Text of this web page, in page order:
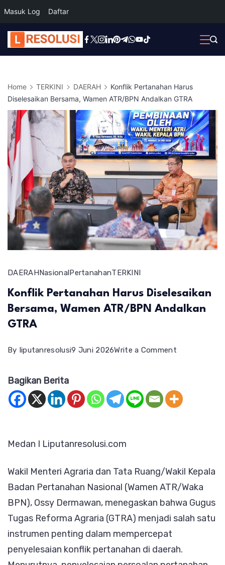
Masuk Log Daftar
Skip
to
Home TERKINI DAERAH
Konflik Pertanahan Harus
Diselesaikan Bersama, Wamen ATR/BPN Andalkan GTRA
DAERAHNasionalPertanahanTERKINI
Konflik Pertanahan Harus Diselesaikan
Bersama, Wamen ATR/BPN Andalkan
GTRA
By liputanresolusi9 Juni 2026Write a Commenton
Harus
Andalkan
GTRA
Bagikan Berita
Medan I Liputanresolusi.com
Wakil Menteri Agraria dan Tata Ruang/Wakil Kepala
Badan Pertanahan Nasional (Wamen ATR/Waka
BPN), Ossy Dermawan, menegaskan bahwa Gugus
Tugas Reforma Agraria (GTRA) menjadi salah satu
instrumen penting dalam mempercepat
penyelesaian konflik pertanahan di daerah.